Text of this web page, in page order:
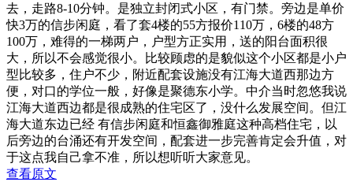
去，走路8-10分钟。是独立封闭式小区，有门禁。旁边是单价
快3万的信步闲庭，看了套4楼的55方报价110万，6楼的48方
100万，难得的一梯两户，户型方正实用，送的阳台面积很
大，所以不会感觉很小。比较顾虑的是貌似这个小区都是小户
型比较多，住户不少，附近配套设施没有江海大道西那边方
便，对口的学位一般，好像是聚德东小学。中介当时忽悠我说
江海大道西边都是很成熟的住宅区了，没什么发展空间。但江
海大道东边已经 有信步闲庭和恒鑫御雅庭这种高档住宅，以
后旁边的台涌还有开发空间，配套进一步完善肯定会升值，对
于这点我自己拿不准，所以想听听大家意见。
查看原文